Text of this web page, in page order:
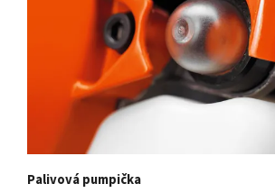
Palivová pumpička